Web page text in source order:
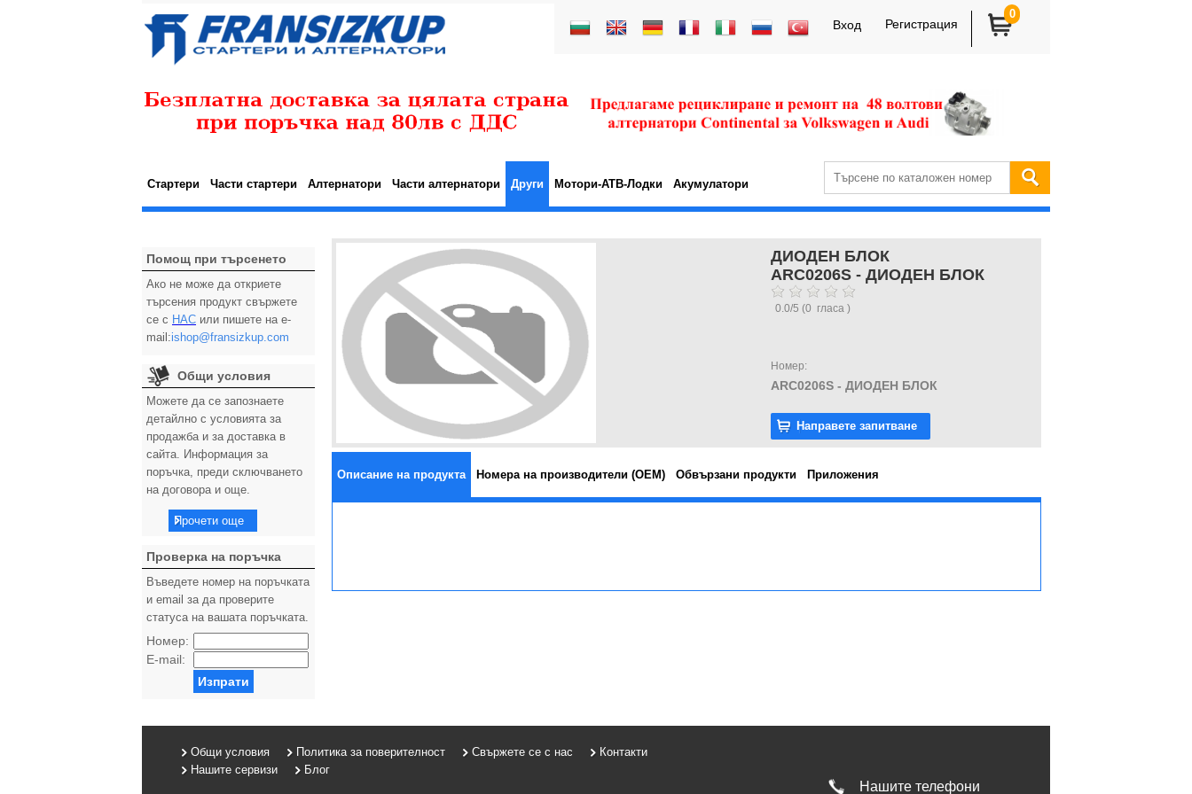
Вход Регистрация
0
Стартери Части стартери Алтернатори Части алтернатори Други Мотори-АТВ-Лодки Акумулатори
Помощ при търсенето
Ако не може да откриете
търсения продукт свържете
се с НАС или пишете на e-
mail:ishop@fransizkup.com
Общи условия
Можете да се запознаете
детайлно с условията за
продажба и за доставка в
сайта. Информация за
поръчка, преди сключването
на договора и още.
Прочети още
Проверка на поръчка
Въведете номер на поръчката
и email за да проверите
статуса на вашата поръчката.
Номер:
E-mail:
Изпрати
ДИОДЕН БЛОК
ARC0206S - ДИОДЕН БЛОК
0.0/5 (0 гласа )
Номер:
ARC0206S - ДИОДЕН БЛОК
Направете запитване
Описание на продукта Номера на производители (OEM) Обвързани продукти Приложения
Общи условия Политика за поверителност Свържете се с нас
Контакти
Нашите сервизи
Блог
Нашите телефони